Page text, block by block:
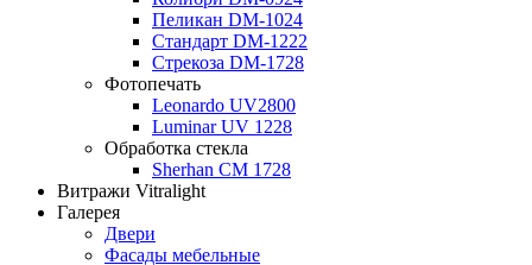
Пеликан DM-1024
Стандарт DM-1222
Стрекоза DM-1728
Фотопечать
Leonardo UV2800
Luminar UV 1228
Обработка стекла
Sherhan CM 1728
Витражи Vitralight
Галерея
Двери
Фасады мебельные